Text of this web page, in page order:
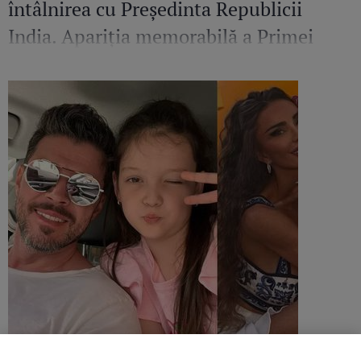
întâlnirea cu Președinta Republicii
India. Apariția memorabilă a Primei